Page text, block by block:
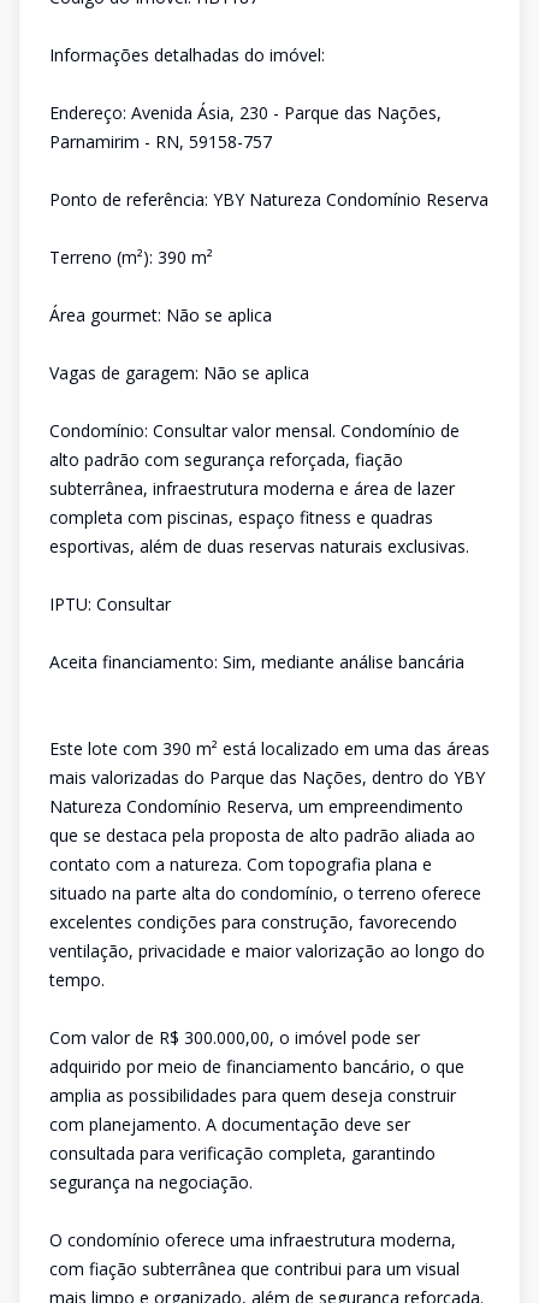
Informações detalhadas do imóvel:
Endereço: Avenida Ásia, 230 - Parque das Nações,
Parnamirim - RN, 59158-757
Ponto de referência: YBY Natureza Condomínio Reserva
Terreno (m²): 390 m²
Área gourmet: Não se aplica
Vagas de garagem: Não se aplica
Condomínio: Consultar valor mensal. Condomínio de
alto padrão com segurança reforçada, fiação
subterrânea, infraestrutura moderna e área de lazer
completa com piscinas, espaço fitness e quadras
esportivas, além de duas reservas naturais exclusivas.
IPTU: Consultar
Aceita financiamento: Sim, mediante análise bancária
Este lote com 390 m² está localizado em uma das áreas
mais valorizadas do Parque das Nações, dentro do YBY
Natureza Condomínio Reserva, um empreendimento
que se destaca pela proposta de alto padrão aliada ao
contato com a natureza. Com topografia plana e
situado na parte alta do condomínio, o terreno oferece
excelentes condições para construção, favorecendo
ventilação, privacidade e maior valorização ao longo do
tempo.
Com valor de R$ 300.000,00, o imóvel pode ser
adquirido por meio de financiamento bancário, o que
amplia as possibilidades para quem deseja construir
com planejamento. A documentação deve ser
consultada para verificação completa, garantindo
segurança na negociação.
O condomínio oferece uma infraestrutura moderna,
com fiação subterrânea que contribui para um visual
mais limpo e organizado, além de segurança reforçada.